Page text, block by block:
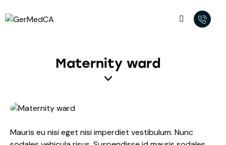
Maternity ward
Mauris eu nisi eget nisi imperdiet vestibulum. Nunc